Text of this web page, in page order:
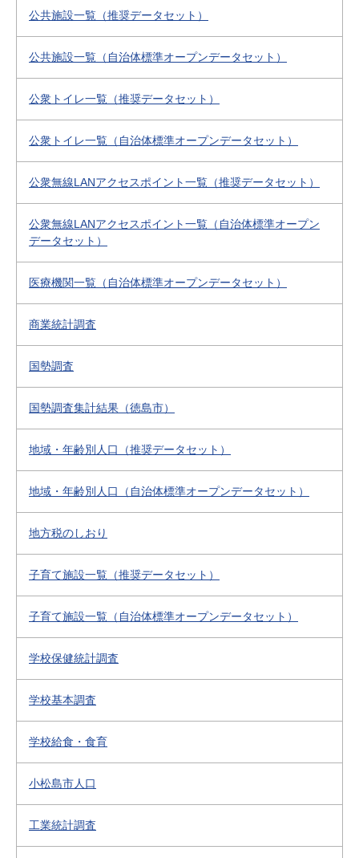
公共施設一覧（推奨データセット）
公共施設一覧（自治体標準オープンデータセット）
公衆トイレ一覧（推奨データセット）
公衆トイレ一覧（自治体標準オープンデータセット）
公衆無線LANアクセスポイント一覧（推奨データセット）
公衆無線LANアクセスポイント一覧（自治体標準オープン
データセット）
医療機関一覧（自治体標準オープンデータセット）
商業統計調査
国勢調査
国勢調査集計結果（徳島市）
地域・年齢別人口（推奨データセット）
地域・年齢別人口（自治体標準オープンデータセット）
地方税のしおり
子育て施設一覧（推奨データセット）
子育て施設一覧（自治体標準オープンデータセット）
学校保健統計調査
学校基本調査
学校給食・食育
小松島市人口
工業統計調査